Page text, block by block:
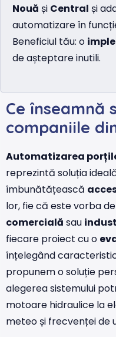
Nouă și Central și
automatizare în
Beneficiul tău: o
de așteptare inutili.
Ce înseamnă
companiile
Automatizarea
reprezintă soluția
îmbunătățească
lor, fie că este vorba
comercială sau
fiecare proiect cu o
înțelegând
propunem o soluție
alegerea sistemului
motoare hidraulice la
meteo și frecvenței de